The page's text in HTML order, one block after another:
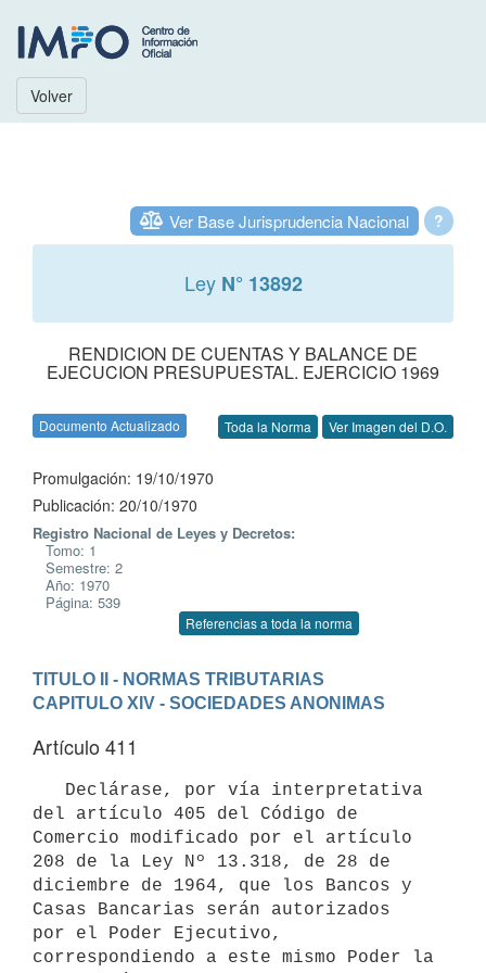
Volver
?
Ver Base Jurisprudencia Nacional
Ley N° 13892
RENDICION DE CUENTAS Y BALANCE DE
EJECUCION PRESUPUESTAL. EJERCICIO 1969
Documento Actualizado Toda la Norma Ver Imagen del D.O.
Promulgación: 19/10/1970
Publicación: 20/10/1970
Registro Nacional de Leyes y Decretos:
Tomo: 1
Semestre: 2
Año: 1970
Página: 539
Referencias a toda la norma
TITULO II - NORMAS TRIBUTARIAS
CAPITULO XIV - SOCIEDADES ANONIMAS
Artículo 411
del artículo 405 del Código de
Comercio modificado por el artículo
208 de la Ley Nº 13.318, de 28 de
diciembre de 1964, que los Bancos y
Casas Bancarias serán autorizados
por el Poder Ejecutivo,
correspondiendo a este mismo Poder la